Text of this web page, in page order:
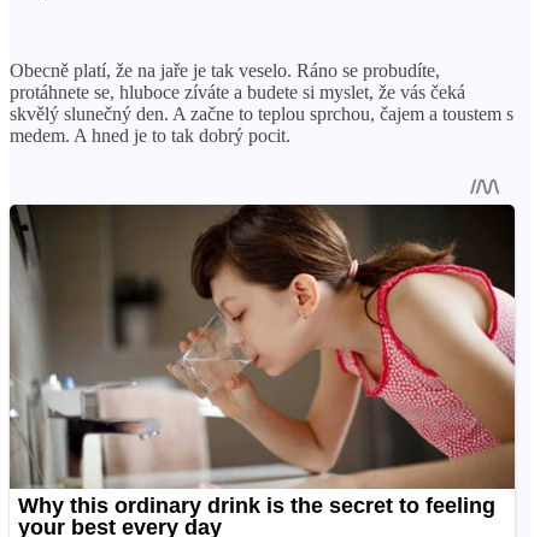
Obecně platí, že na jaře je tak veselo. Ráno se probudíte,
protáhnete se, hluboce zíváte a budete si myslet, že vás čeká
skvělý slunečný den. A začne to teplou sprchou, čajem a toustem s
medem. A hned je to tak dobrý pocit.